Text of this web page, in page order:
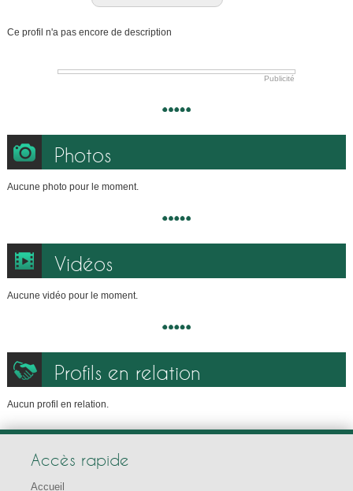
Ce profil n'a pas encore de description
Publicité
Photos
Aucune photo pour le moment.
Vidéos
Aucune vidéo pour le moment.
Profils en relation
Aucun profil en relation.
Accès rapide
Accueil